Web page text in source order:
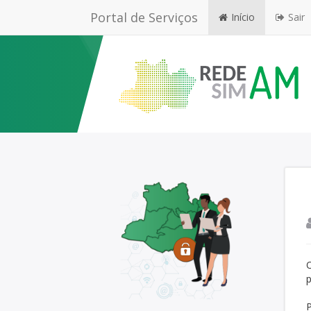
Portal de Serviços Início Sair